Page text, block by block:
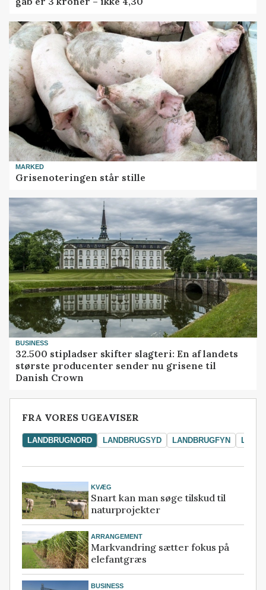
MARKED
Grisenoteringen står stille
BUSINESS
32.500 stipladser skifter slagteri: En af landets
største producenter sender nu grisene til
Danish Crown
FRA VORES UGEAVISER
LANDBRUGNORD LANDBRUGSYD LANDBRUGFYN
KVÆG
Snart kan man søge tilskud til
naturprojekter
ARRANGEMENT
Markvandring sætter fokus på
elefantgræs
BUSINESS